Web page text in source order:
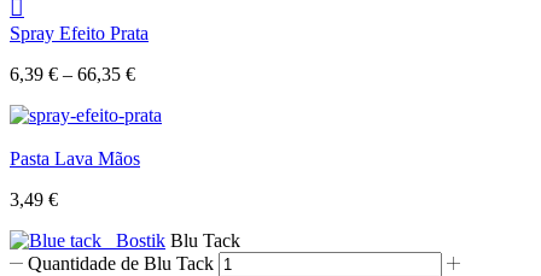
Spray Efeito Prata
6,39 € – 66,35 €
Pasta Lava Mãos
3,49 €
Blu Tack
Quantidade de Blu Tack